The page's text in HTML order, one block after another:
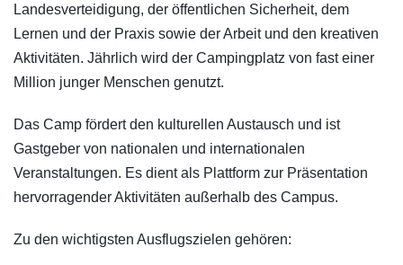
Landesverteidigung, der öffentlichen Sicherheit, dem
Lernen und der Praxis sowie der Arbeit und den kreativen
Aktivitäten. Jährlich wird der Campingplatz von fast einer
Million junger Menschen genutzt.
Das Camp fördert den kulturellen Austausch und ist
Gastgeber von nationalen und internationalen
Veranstaltungen. Es dient als Plattform zur Präsentation
hervorragender Aktivitäten außerhalb des Campus.
Zu den wichtigsten Ausflugszielen gehören: